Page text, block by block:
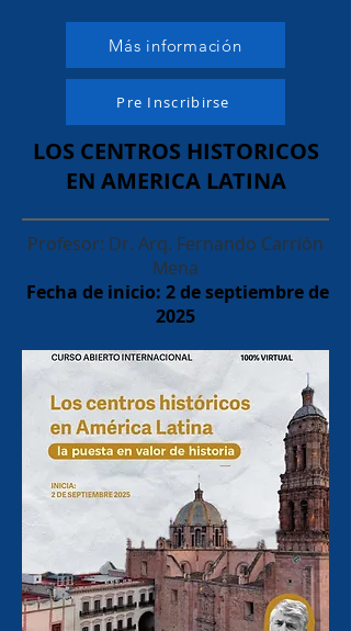
Más información
Pre Inscribirse
LOS CENTROS HISTORICOS
EN AMERICA LATINA
Profesor: Dr. Arq. Fernando Carrión
Mena
Fecha de inicio: 2 de septiembre de
2025